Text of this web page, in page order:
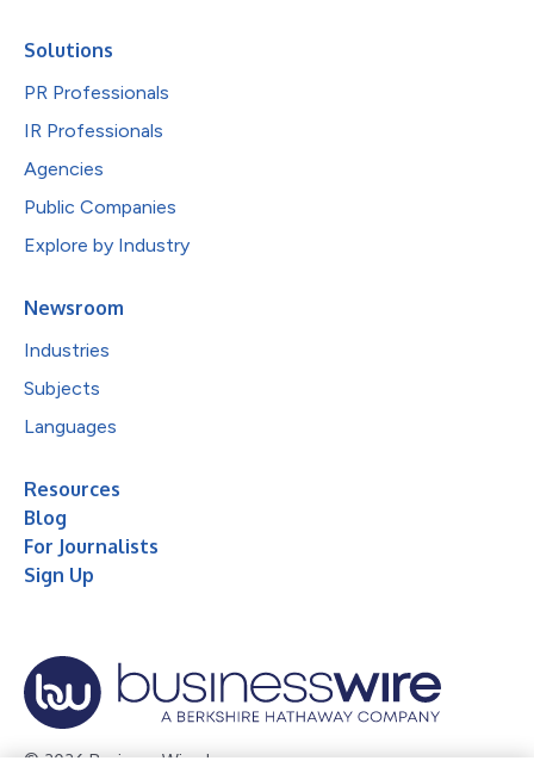
Solutions
PR Professionals
IR Professionals
Agencies
Public Companies
Explore by Industry
Newsroom
Industries
Subjects
Languages
Resources
Blog
For Journalists
Sign Up
© 2026 Business Wire, Inc.